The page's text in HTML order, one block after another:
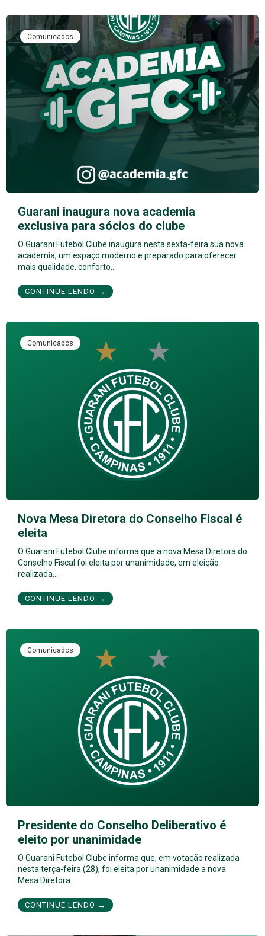
Comunicados
Guarani inaugura nova academia
exclusiva para sócios do clube
O Guarani Futebol Clube inaugura nesta sexta-feira sua nova
academia, um espaço moderno e preparado para oferecer
mais qualidade, conforto…
CONTINUE LENDO →
Comunicados
Nova Mesa Diretora do Conselho Fiscal é
eleita
O Guarani Futebol Clube informa que a nova Mesa Diretora do
Conselho Fiscal foi eleita por unanimidade, em eleição
realizada…
CONTINUE LENDO →
Comunicados
Presidente do Conselho Deliberativo é
eleito por unanimidade
O Guarani Futebol Clube informa que, em votação realizada
nesta terça-feira (28), foi eleita por unanimidade a nova
Mesa Diretora…
CONTINUE LENDO →